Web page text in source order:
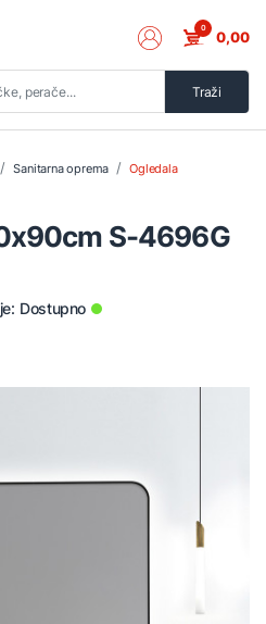
Traži
0 0,00
Sanitarna oprema Ogledala
S-4696G
Dostupno